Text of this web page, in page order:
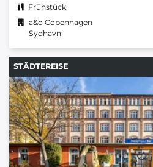
Frühstück
a&o Copenhagen
Sydhavn
STÄDTEREISE